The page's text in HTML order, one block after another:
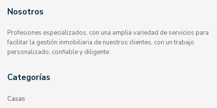
Nosotros
Profesiones especializados, con una amplia variedad de servicios para
facilitar la gestión inmobiliaria de nuestros clientes, con un trabajo
personalizado, confiable y diligente.
Categorías
Casas